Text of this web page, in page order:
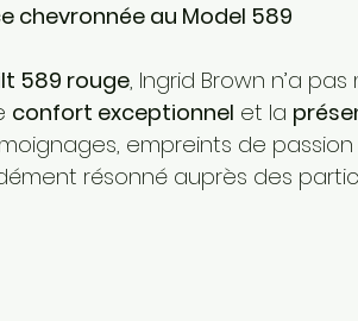
chevronnée au Model 589
589 rouge, Ingrid Brown n’a
confort exceptionnel et la
empreints de
résonné auprès des